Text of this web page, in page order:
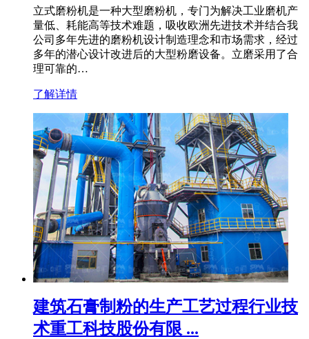
立式磨粉机是一种大型磨粉机，专门为解决工业磨机产
量低、耗能高等技术难题，吸收欧洲先进技术并结合我
公司多年先进的磨粉机设计制造理念和市场需求，经过
多年的潜心设计改进后的大型粉磨设备。立磨采用了合
理可靠的…
了解详情
建筑石膏制粉的生产工艺过程行业技
术重工科技股份有限 ...